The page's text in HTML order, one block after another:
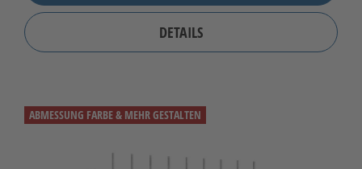
DETAILS
ABMESSUNG FARBE & MEHR GESTALTEN